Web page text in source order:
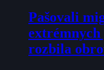
Pašovali
rozbila